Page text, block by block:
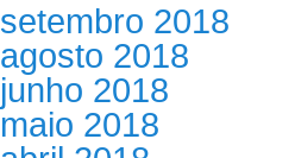
setembro 2018
agosto 2018
junho 2018
maio 2018